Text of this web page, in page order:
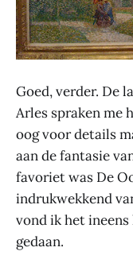
Goed, verder. De
Arles spraken me
oog voor details
aan de fantasie
favoriet was De
indrukwekkend
vond ik het
gedaan.